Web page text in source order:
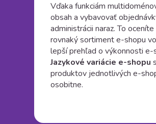
Vďaka funkciám
obsah a vybavovať
administrácii naraz. To
rovnaký sortiment e-shopu
lepší prehľad o výkonnosti e-
Jazykové variácie e-shopu
produktov jednotlivých e-
osobitne.